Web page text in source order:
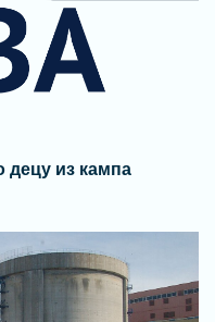
децу из кампа